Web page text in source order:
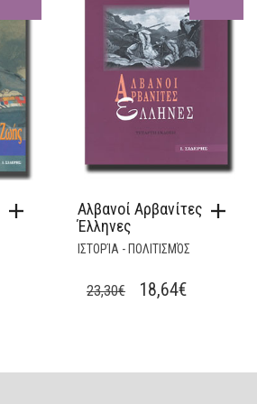
Αλβανοί Αρβανίτες
Έλληνες
ΙΣΤΟΡΊΑ - ΠΟΛΙΤΙΣΜΌΣ
23,30€
ORIGINAL
18,64€CURRENT